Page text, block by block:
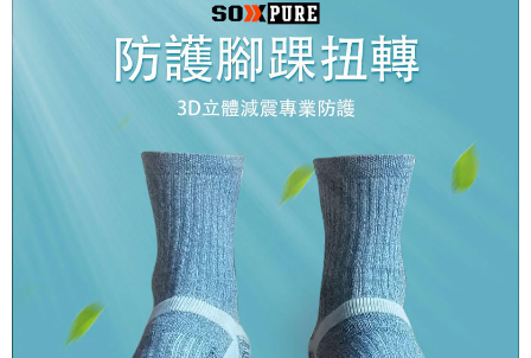
４．使用「AFTEE先享後付」時，將依據個別帳號之用戶狀況，依本公司即
時審查核予不同之上限額度；若仍有額度不足之情形，本公司將視審查結果
請求用戶進行身份認證。
５．嚴禁一人註冊多個帳號或使用他人資訊註冊。若發現惡意使用之情形，
恩沛科技股份有限公司將有權停止該用戶之使用額度並採取法律行動。
每筆NT$100，滿NT$1,000(含以上)免運費
每筆NT$100，滿NT$1,000(含以上)免運費